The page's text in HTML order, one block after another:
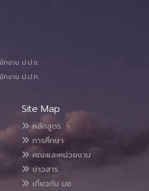
กงาน ป.ป.ช.
กงาน ป.ป.ท.
Site Map
หลักสูตร
การศึกษา
คณะและหน่วยงาน
ข่าวสาร
เกี่ยวกับ มช.